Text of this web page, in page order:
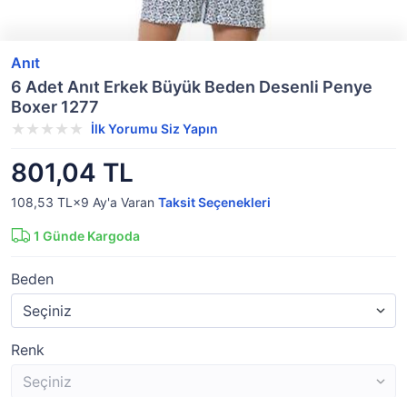
Anıt
6 Adet Anıt Erkek Büyük Beden Desenli Penye
Boxer 1277
İlk Yorumu Siz Yapın
801,04 TL
108,53 TL×9 Ay'a Varan Taksit Seçenekleri
1 Günde Kargoda
Beden
Renk